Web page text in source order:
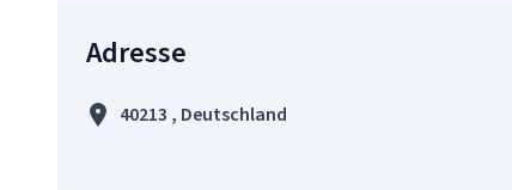
Adresse
40213 , Deutschland